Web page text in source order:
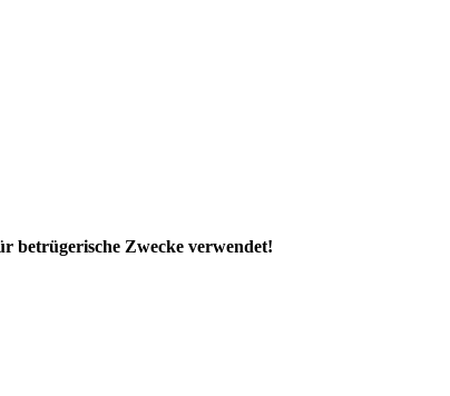
betrügerische Zwecke verwendet!